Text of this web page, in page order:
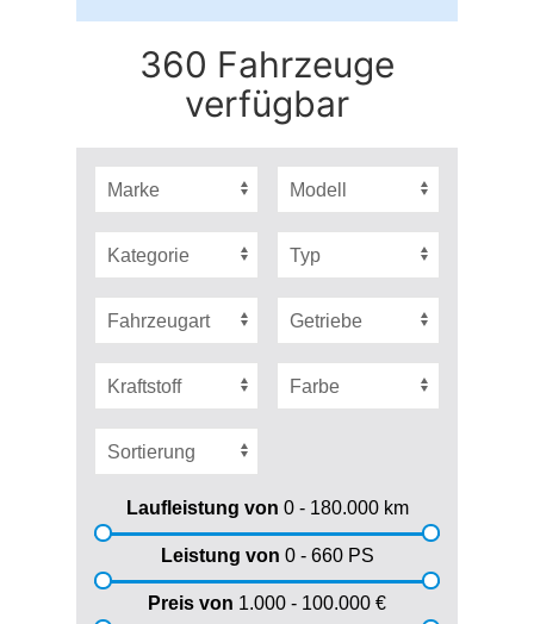
360 Fahrzeuge
verfügbar
Laufleistung von 0 - 180.000km
Leistung von 0 - 660PS
Preis von 1.000 - 100.000 €